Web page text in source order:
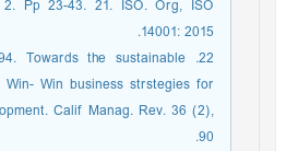
2. Pp 23-43. 21. ISO. Org, ISO
14001: 2015.
Towards the sustainable
Win- Win business strstegies for
Calif Manag. Rev. 36 (2),
90.